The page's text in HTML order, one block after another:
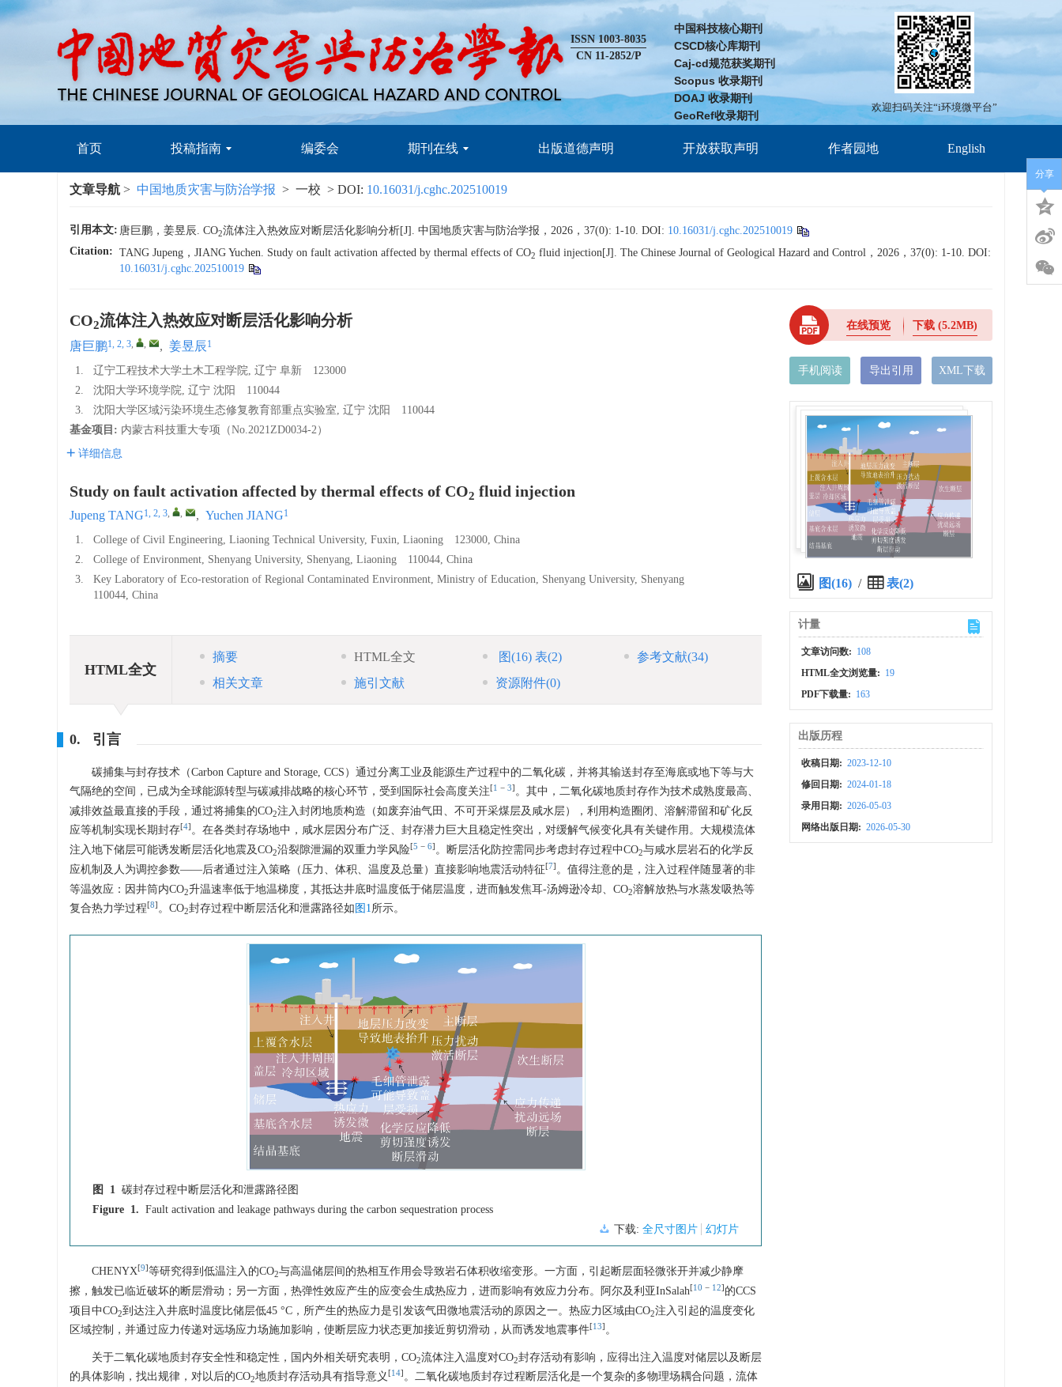
ISSN 1003-8035
CN 11-2852/P
中国科技核心期刊
CSCD核心库期刊
Caj-cd规范获奖期刊
Scopus 收录期刊
DOAJ 收录期刊
GeoRef收录期刊
欢迎扫码关注“i环境微平台”
首页 投稿指南 编委会 期刊在线 出版道德声明 开放获取声明 作者园地 English
文章导航 > 中国地质灾害与防治学报 > 一校 > DOI: 10.16031/j.cghc.202510019
引用本文: 唐巨鹏，姜昱辰. CO2流体注入热效应对断层活化影响分析[J]. 中国地质灾害与防治学报，2026，37(0): 1-10. DOI: 10.16031/j.cghc.202510019
Citation: TANG Jupeng，JIANG Yuchen. Study on fault activation affected by thermal effects of CO2 fluid injection[J]. The Chinese Journal of Geological Hazard and Control，2026，37(0): 1-10. DOI:
10.16031/j.cghc.202510019
CO2流体注入热效应对断层活化影响分析
唐巨鹏1, 2, 3, , , 姜昱辰1
1.
辽宁工程技术大学土木工程学院, 辽宁 阜新 123000
2.
沈阳大学环境学院, 辽宁 沈阳 110044
3.
沈阳大学区域污染环境生态修复教育部重点实验室, 辽宁 沈阳 110044
基金项目: 内蒙古科技重大专项（No.2021ZD0034-2）
详细信息
Study on fault activation affected by thermal effects of CO2 fluid injection
Jupeng TANG1, 2, 3, , , Yuchen JIANG1
1.
College of Civil Engineering, Liaoning Technical University, Fuxin, Liaoning 123000, China
2.
College of Environment, Shenyang University, Shenyang, Liaoning 110044, China
3.
Key Laboratory of Eco-restoration of Regional Contaminated Environment, Ministry of Education, Shenyang University, Shenyang
110044, China
HTML全文
摘要 HTML全文 图(16) 表(2) 参考文献(34)
相关文章
施引文献 资源附件(0)
0. 引言
碳捕集与封存技术（Carbon Capture and Storage, CCS）通过分离工业及能源生产过程中的二氧化碳，并将其输送封存至海底或地下等与大
气隔绝的空间，已成为全球能源转型与碳减排战略的核心环节，受到国际社会高度关注[1 − 3] 。其中，二氧化碳地质封存作为技术成熟度最高、
减排效益最直接的手段，通过将捕集的CO2注入封闭地质构造（如废弃油气田、不可开采煤层及咸水层），利用构造圈闭、溶解滞留和矿化反
应等机制实现长期封存[4] 。在各类封存场地中，咸水层因分布广泛、封存潜力巨大且稳定性突出，对缓解气候变化具有关键作用。大规模流体
注入地下储层可能诱发断层活化地震及CO2沿裂隙泄漏的双重力学风险[5 − 6] 。断层活化防控需同步考虑封存过程中CO2与咸水层岩石的化学反
应机制及人为调控参数——后者通过注入策略（压力、体积、温度及总量）直接影响地震活动特征[7] 。值得注意的是，注入过程伴随显著的非
等温效应：因井筒内CO2升温速率低于地温梯度，其抵达井底时温度低于储层温度，进而触发焦耳-汤姆逊冷却、CO2溶解放热与水蒸发吸热等
复合热力学过程[8] 。CO2封存过程中断层活化和泄露路径如 图1所示。
图 1 碳封存过程中断层活化和泄露路径图
Figure 1. Fault activation and leakage pathways during the carbon sequestration process
下载: 全尺寸图片 幻灯片
CHENYX[9]等研究得到低温注入的CO2与高温储层间的热相互作用会导致岩石体积收缩变形。一方面，引起断层面轻微张开并减少静摩
擦，触发已临近破坏的断层滑动；另一方面，热弹性效应产生的应变会生成热应力，进而影响有效应力分布。阿尔及利亚InSalah[10 − 12] 的CCS
项目中CO2到达注入井底时温度比储层低45 °C，所产生的热应力是引发该气田微地震活动的原因之一。热应力区域由CO2注入引起的温度变化
区域控制，并通过应力传递对远场应力场施加影响，使断层应力状态更加接近剪切滑动，从而诱发地震事件[13] 。
关于二氧化碳地质封存安全性和稳定性，国内外相关研究表明，CO2流体注入温度对CO2封存活动有影响，应得出注入温度对储层以及断层
的具体影响，找出规律，对以后的CO2地质封存活动具有指导意义 [14] 。二氧化碳地质封存过程断层活化是一个复杂的多物理场耦合问题，流体
在线预览 下载(5.2MB)
手机阅读 导出引用 XML下载
图(16) / 表(2)
计量
文章访问数: 108
HTML全文浏览量: 19
PDF下载量: 163
出版历程
收稿日期: 2023-12-10
修回日期: 2024-01-18
录用日期: 2026-05-03
网络出版日期: 2026-05-30
分享